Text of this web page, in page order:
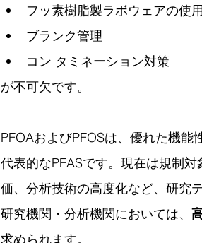
フッ素樹脂製ラボウェアの使
ブランク管理
コン タミネーション対策
が不可欠です。
PFOAおよびPFOSは、優れた機能
代表的なPFASです。現在は規制
価、分析技術の高度化など、研究
研究機関・分析機関においては、
求められます。